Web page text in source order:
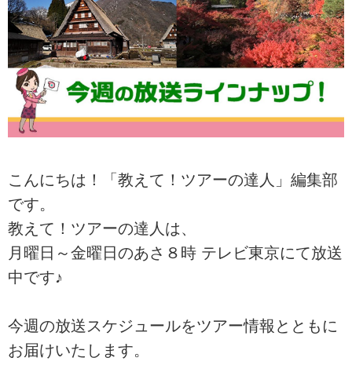
こんにちは！「教えて！ツアーの達人」編集部
です。
教えて！ツアーの達人は、
月曜日～金曜日のあさ８時 テレビ東京にて放送
中です♪
今週の放送スケジュールをツアー情報とともに
お届けいたします。